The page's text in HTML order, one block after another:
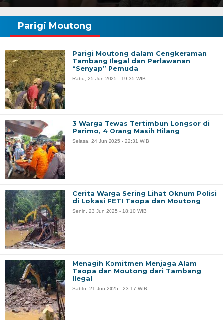
Parigi Moutong
Parigi Moutong dalam Cengkeraman
Tambang Ilegal dan Perlawanan
“Senyap” Pemuda
Rabu, 25 Jun 2025 - 19:35 WIB
3 Warga Tewas Tertimbun Longsor di
Parimo, 4 Orang Masih Hilang
Selasa, 24 Jun 2025 - 22:31 WIB
Cerita Warga Sering Lihat Oknum Polisi
di Lokasi PETI Taopa dan Moutong
Senin, 23 Jun 2025 - 18:10 WIB
Menagih Komitmen Menjaga Alam
Taopa dan Moutong dari Tambang
Ilegal
Sabtu, 21 Jun 2025 - 23:17 WIB